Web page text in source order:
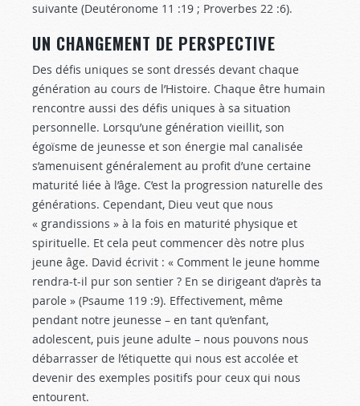
suivante (Deutéronome 11 :19 ; Proverbes 22 :6).
UN CHANGEMENT DE PERSPECTIVE
Des défis uniques se sont dressés devant chaque
génération au cours de l’Histoire. Chaque être humain
rencontre aussi des défis uniques à sa situation
personnelle. Lorsqu’une génération vieillit, son
égoïsme de jeunesse et son énergie mal canalisée
s’amenuisent généralement au profit d’une certaine
maturité liée à l’âge. C’est la progression naturelle des
générations. Cependant, Dieu veut que nous
« grandissions » à la fois en maturité physique et
spirituelle. Et cela peut commencer dès notre plus
jeune âge. David écrivit : « Comment le jeune homme
rendra-t-il pur son sentier ? En se dirigeant d’après ta
parole » (Psaume 119 :9). Effectivement, même
pendant notre jeunesse – en tant qu’enfant,
adolescent, puis jeune adulte – nous pouvons nous
débarrasser de l’étiquette qui nous est accolée et
devenir des exemples positifs pour ceux qui nous
entourent.